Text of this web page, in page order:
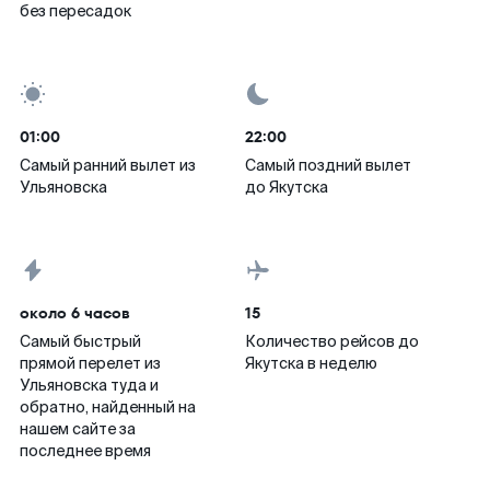
без пересадок
01:00
Самый ранний вылет из
Ульяновска
22:00
Самый поздний вылет
до Якутска
около 6 часов
Самый быстрый
прямой перелет из
Ульяновска туда и
обратно, найденный на
нашем сайте за
последнее время
15
Количество рейсов до
Якутска в неделю